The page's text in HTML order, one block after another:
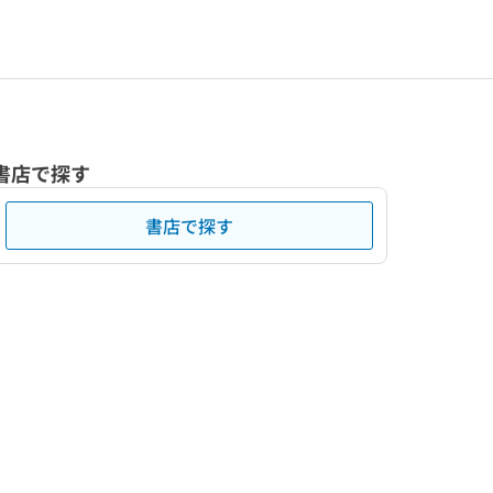
店で探す
書店で探す